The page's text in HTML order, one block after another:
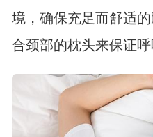
境，确保充足而舒适
合颈部的枕头来保证呼